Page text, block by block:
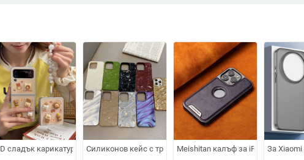
— удароустойчив, антинадраскващ, анти отпечатъци, PC корпус
хамелеонов ефект и променящ се цвят, MagSafe магнитен
сладък карикатурен TPU калъф за Samsung Galaxy Z Flip 6/3/4, защита срещу
Силиконов кейс с триизмерен плисиран модел за
Meishitan калъф за iPhone 14, 14
За